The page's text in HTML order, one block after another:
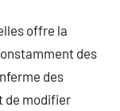
offre la
des
des
de modifier